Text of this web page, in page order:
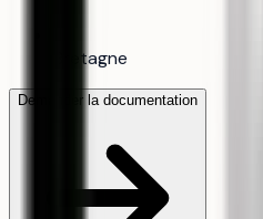
Bretagne
Demander la documentation